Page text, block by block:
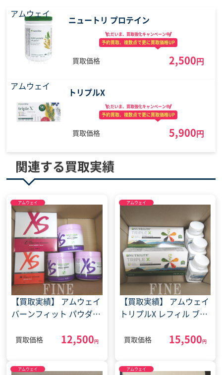
アムウェイ
ニュートリ プロテイン
ただいま、買取強化キャンペーン中
予約買取、複数点で更に買取価格UP
買取価格 2,500円
アムウェイ
トリプルX
ただいま、買取強化キャンペーン中
予約買取、複数点で更に買取価格UP
買取価格 5,900円
関連する買取実績
アムウェイ
【買取実績】 アムウェイ
バーンフィット パウダー
ッスル マルチプライヤ
買取価格 12,500円
アムウェイ
【買取実績】 アムウェイ
トリプルX レフィル ブレ
28日)
買取価格 15,500円
アムウェイ アムウェイ